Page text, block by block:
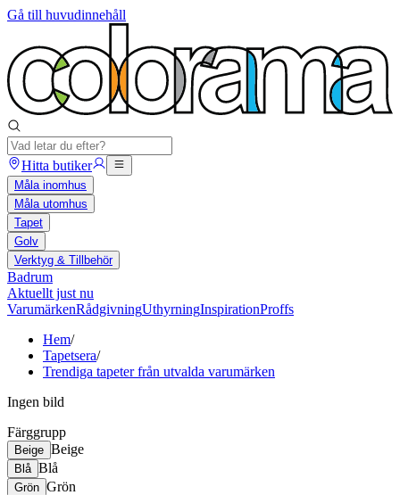
Gå till huvudinnehåll
Hitta butiker
Måla inomhus
Måla utomhus
Tapet
Golv
Verktyg & Tillbehör
Badrum
Aktuellt just nu
VarumärkenRådgivningUthyrningInspirationProffs
Hem/
Tapetsera/
Trendiga tapeter från utvalda varumärken
Ingen bild
Färggrupp
Beige Beige
Blå Blå
Grön Grön